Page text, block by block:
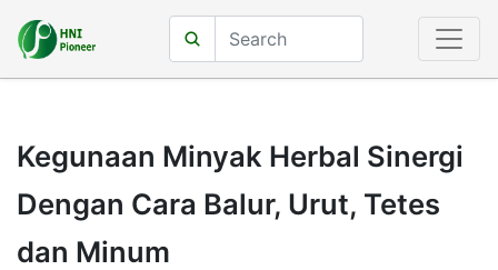
Kegunaan Minyak Herbal Sinergi
Dengan Cara Balur, Urut, Tetes
dan Minum